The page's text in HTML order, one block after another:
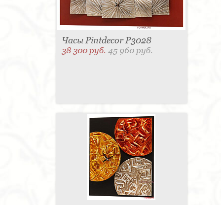
Часы Pintdecor P3028
38 300 руб.45 960 руб.